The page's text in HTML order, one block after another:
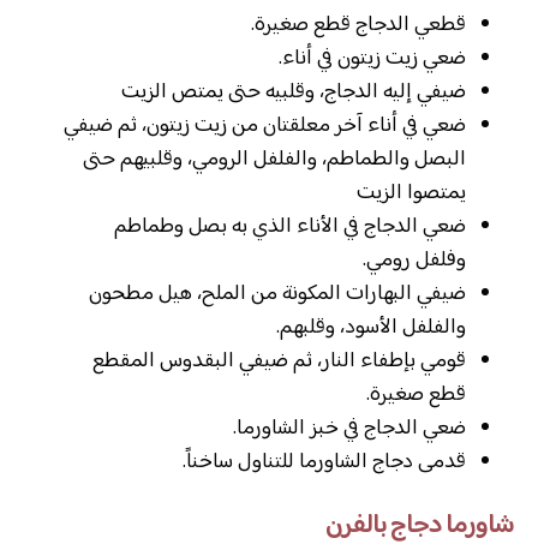
قطعي الدجاج قطع صغيرة.
ضعي زيت زيتون في أناء.
ضيفي إليه الدجاج، وقلبيه حتى يمتص الزيت
ضعي في أناء آخر معلقتان من زيت زيتون، ثم ضيفي
البصل والطماطم، والفلفل الرومي، وقلبيهم حتى
يمتصوا الزيت
ضعي الدجاج في الأناء الذي به بصل وطماطم
وفلفل رومي.
ضيفي البهارات المكونة من الملح، هيل مطحون
والفلفل الأسود، وقلبهم.
قومي بإطفاء النار، ثم ضيفي البقدوس المقطع
قطع صغيرة.
ضعي الدجاج في خبز الشاورما.
قدمى دجاج الشاورما للتناول ساخناً.
شاورما دجاج بالفرن